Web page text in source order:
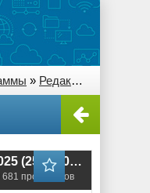
» Редакторы видео
Adobe Premiere Pro 2025 (25.6.4.005)
681 просмотров